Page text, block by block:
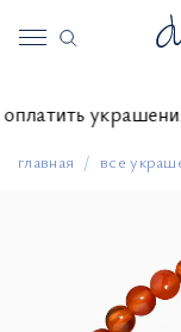
оплатить
главная все